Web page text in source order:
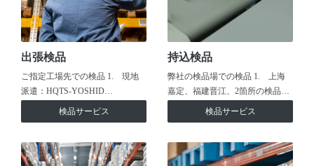
出張検品
ご指定工場先での検品 1. 現地
派遣：HQTS-YOSHID…
検品サービス
持込検品
弊社の検品場での検品 1. 上海
嘉定、福建晋江、2箇所の検品…
検品サービス